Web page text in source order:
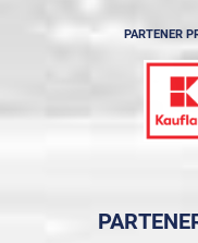
PARTENER